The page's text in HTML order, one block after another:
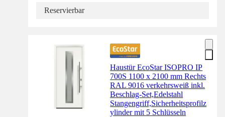
Reservierbar
Haustür EcoStar ISOPRO IP
700S 1100 x 2100 mm Rechts
RAL 9016 verkehrsweiß inkl.
Beschlag-Set,Edelstahl
Stangengriff,Sicherheitsprofilz
ylinder mit 5 Schlüsseln